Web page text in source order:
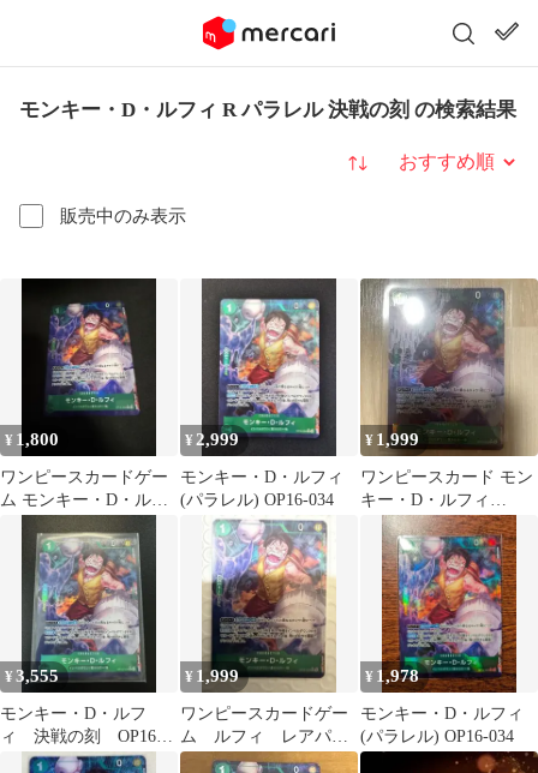
モンキー・D・ルフィ R パラレル 決戦の刻 の検索結果
販売中のみ表示
並び替え
¥ 1,800
ワンピースカードゲー
ム モンキー・D・ルフ
¥ 2,999
モンキー・D・ルフィ
(パラレル) OP16-034
¥ 1,999
ワンピースカード モン
キー・D・ルフィ
OP16-034 R パラレル
¥3,555
モンキー・D・ルフ
ィ 決戦の刻 OP16-
034 R パラレル
¥ 1,999
ワンピースカードゲー
ム ルフィ レアパラ
レル
¥ 1,978
モンキー・D・ルフィ
(パラレル) OP16-034